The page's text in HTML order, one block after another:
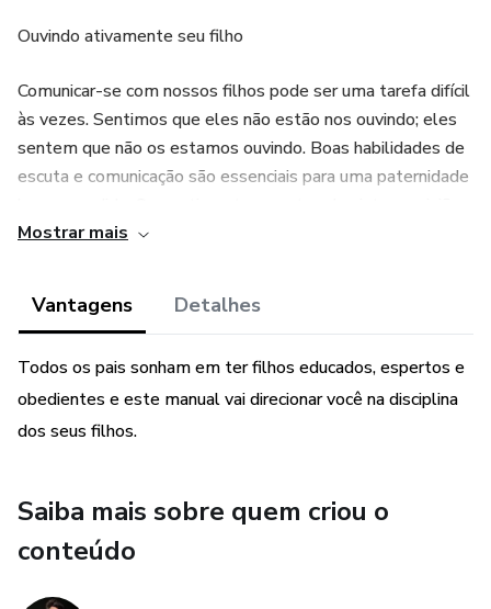
Ouvindo ativamente seu filho
Comunicar-se com nossos filhos pode ser uma tarefa difícil
às vezes. Sentimos que eles não estão nos ouvindo; eles
sentem que não os estamos ouvindo. Boas habilidades de
escuta e comunicação são essenciais para uma paternidade
do seu filho têm valor, e você deve se certificar de reservar
Mostrar mais
Vantagens Detalhes
Todos os pais sonham em ter filhos educados, espertos e
obedientes e este manual vai direcionar você na disciplina
dos seus filhos.
Saiba mais sobre quem criou o
conteúdo